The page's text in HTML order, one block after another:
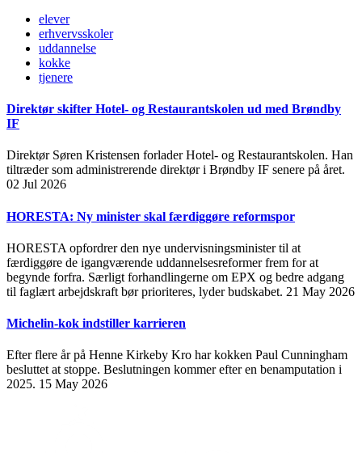
elever
erhvervsskoler
uddannelse
kokke
tjenere
Direktør skifter Hotel- og Restaurantskolen ud med Brøndby
IF
Direktør Søren Kristensen forlader Hotel- og Restaurantskolen. Han
tiltræder som administrerende direktør i Brøndby IF senere på året.
02 Jul 2026
HORESTA: Ny minister skal færdiggøre reformspor
HORESTA opfordrer den nye undervisningsminister til at
færdiggøre de igangværende uddannelsesreformer frem for at
begynde forfra. Særligt forhandlingerne om EPX og bedre adgang
til faglært arbejdskraft bør prioriteres, lyder budskabet. 21 May 2026
Michelin-kok indstiller karrieren
Efter flere år på Henne Kirkeby Kro har kokken Paul Cunningham
besluttet at stoppe. Beslutningen kommer efter en benamputation i
2025. 15 May 2026